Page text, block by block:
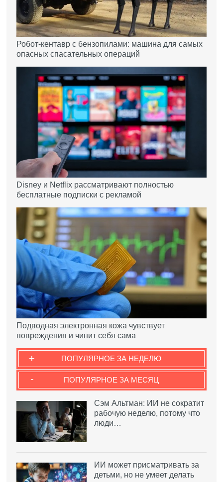
Робот-кентавр с бензопилами: машина для самых
опасных спасательных операций
Disney и Netflix рассматривают полностью
бесплатные подписки с рекламой
Подводная электронная кожа чувствует
повреждения и чинит себя сама
ПОПУЛЯРНОЕ ЗА НЕДЕЛЮ
+
ПОПУЛЯРНОЕ ЗА МЕСЯЦ
-
Сэм Альтман: ИИ не сократит
рабочую неделю, потому что
люди…
ИИ может присматривать за
детьми, но не умеет делать